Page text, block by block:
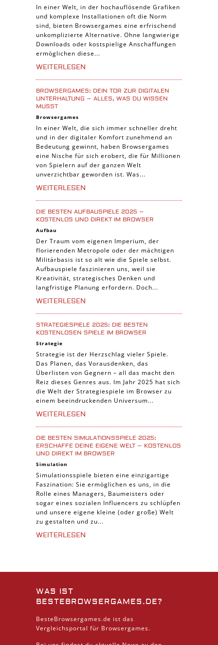
Piraten Spiele
Sport Spiele
Pferde Spiele
Simulation Spiele
Tier Spiele
Casual Spiele
Abenteuer Spiele
Online Spiele
3-Gewinnt Spiele
Trading Card Spiele
Manager Spiele
In einer Welt, in der hochauflösende Grafiken
und komplexe Installationen oft die Norm
sind, bieten Browsergames eine erfrischend
unkomplizierte Alternative. Ohne langwierige
Downloads oder kostspielige Anschaffungen
ermöglichen diese...
WEITERLESEN
BROWSERGAMES: DEIN TOR ZUR DIGITALEN
UNTERHALTUNG – ALLES, WAS DU WISSEN
MUSST
Browsergames
In einer Welt, die sich immer schneller dreht
und in der digitaler Komfort zunehmend an
Bedeutung gewinnt, haben Browsergames
eine Nische für sich erobert, die für Millionen
von Spielern auf der ganzen Welt
unverzichtbar geworden ist. Was...
WEITERLESEN
DIE BESTEN AUFBAUSPIELE 2025 –
KOSTENLOS UND DIREKT IM BROWSER
Aufbau
Der Traum vom eigenen Imperium, der
florierenden Metropole oder der mächtigen
Militärbasis ist so alt wie die Spiele selbst.
Aufbauspiele faszinieren uns, weil sie
Kreativität, strategisches Denken und
langfristige Planung erfordern. Doch...
WEITERLESEN
STRATEGIESPIELE 2025: DIE BESTEN
KOSTENLOSEN SPIELE IM BROWSER
Strategie
Strategie ist der Herzschlag vieler Spiele.
Das Planen, das Vorausdenken, das
Überlisten von Gegnern – all das macht den
Reiz dieses Genres aus. Im Jahr 2025 hat sich
die Welt der Strategiespiele im Browser zu
einem beeindruckenden Universum...
WEITERLESEN
DIE BESTEN SIMULATIONSSPIELE 2025:
ERSCHAFFE DEINE EIGENE WELT – KOSTENLOS
UND DIREKT IM BROWSER
Simulation
Simulationsspiele bieten eine einzigartige
Faszination: Sie ermöglichen es uns, in die
Rolle eines Managers, Baumeisters oder
sogar eines sozialen Influencers zu schlüpfen
und unsere eigene kleine (oder große) Welt
zu gestalten und zu...
WEITERLESEN
WAS IST
BESTEBROWSERGAMES.DE?
BesteBrowsergames.de ist das
Vergleichsportal für Browsergames.